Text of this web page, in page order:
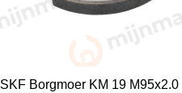
SKF Borgmoer KM 19 M95x2.0